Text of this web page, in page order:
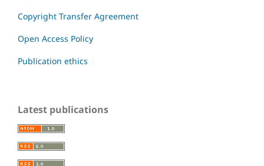
Copyright Transfer Agreement
Open Access Policy
Publication ethics
Latest publications